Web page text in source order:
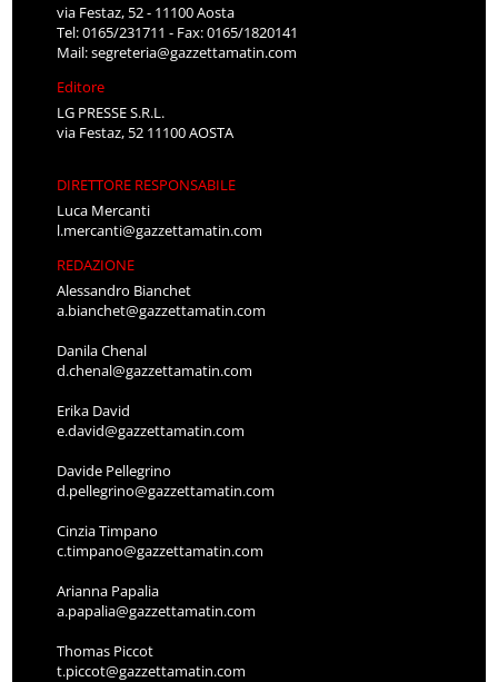
via Festaz, 52 - 11100 Aosta
Tel: 0165/231711 - Fax: 0165/1820141
Mail:segreteria@gazzettamatin.com
Editore
LG PRESSE S.R.L.
via Festaz, 52 11100 AOSTA
DIRETTORE RESPONSABILE
Luca Mercanti
l.mercanti@gazzettamatin.com
REDAZIONE
Alessandro Bianchet
a.bianchet@gazzettamatin.com
Danila Chenal
d.chenal@gazzettamatin.com
Erika David
e.david@gazzettamatin.com
Davide Pellegrino
d.pellegrino@gazzettamatin.com
Cinzia Timpano
c.timpano@gazzettamatin.com
Arianna Papalia
a.papalia@gazzettamatin.com
Thomas Piccot
t.piccot@gazzettamatin.com